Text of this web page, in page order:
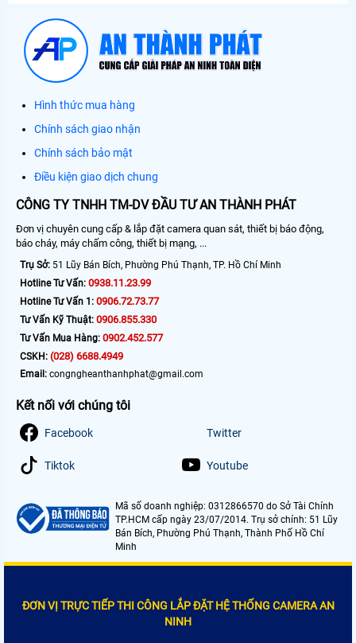
Hình thức mua hàng
Chính sách giao nhận
Chính sách bảo mật
Điều kiện giao dịch chung
CÔNG TY TNHH TM-DV ĐẦU TƯ AN THÀNH PHÁT
Đơn vị chuyên cung cấp & lắp đặt camera quan sát, thiết bị báo động,
báo cháy, máy chấm công, thiết bị mạng, ...
Trụ Sở: 51 Lũy Bán Bích, Phường Phú Thạnh, TP. Hồ Chí Minh
Hotline Tư Vấn: 0938.11.23.99
Hotline Tư Vấn 1: 0906.72.73.77
Tư Vấn Kỹ Thuật: 0906.855.330
Tư Vấn Mua Hàng: 0902.452.577
CSKH: (028) 6688.4949
Email: congngheanthanhphat@gmail.com
Kết nối với chúng tôi
Facebook Twitter
Tiktok Youtube
Mã số doanh nghiệp: 0312866570 do Sở Tài Chính
TP.HCM cấp ngày 23/07/2014. Trụ sở chính: 51 Lũy
Bán Bích, Phường Phú Thạnh, Thành Phố Hồ Chí
Minh
ĐƠN VỊ TRỰC TIẾP THI CÔNG LẮP ĐẶT HỆ THỐNG CAMERA AN
NINH